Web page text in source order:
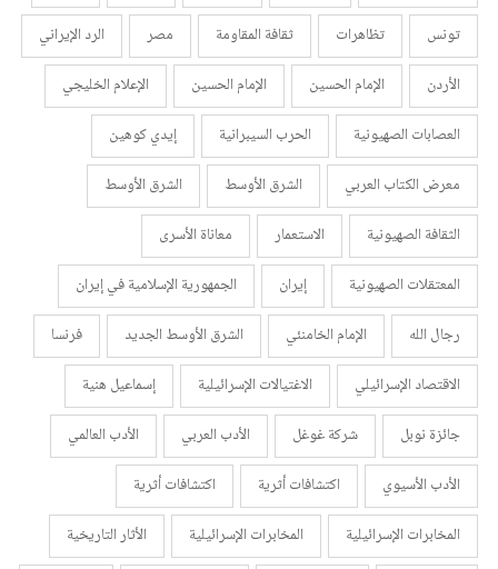
تونس
تظاهرات ثقافة المقاومة مصر
الرد الإيراني
الأردن
الإمام الحسين الإمام الحسين
الإعلام الخليجي
العصابات الصهيونية
الحرب السيبرانية
إيدي كوهين
معرض الكتاب العربي
الشرق الأوسط
الشرق الأوسط
الثقافة الصهيونية
الاستعمار
معاناة الأسرى
المعتقلات الصهيونية
إيران
الجمهورية الإسلامية في إيران
رجال الله
الإمام الخامنئي الشرق الأوسط الجديد
فرنسا
الاقتصاد الإسرائيلي
الاغتيالات الإسرائيلية
إسماعيل هنية
جائزة نوبل
شركة غوغل الأدب العربي
الأدب العالمي
الأدب الأسيوي
اكتشافات أثرية
اكتشافات أثرية
المخابرات الإسرائيلية
المخابرات الإسرائيلية
الأثار التاريخية